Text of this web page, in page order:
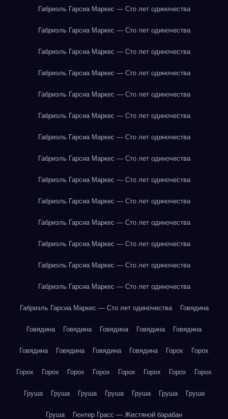
Габриэль Гарсиа Маркес — Сто лет одиночества
Габриэль Гарсиа Маркес — Сто лет одиночества
Габриэль Гарсиа Маркес — Сто лет одиночества
Габриэль Гарсиа Маркес — Сто лет одиночества
Габриэль Гарсиа Маркес — Сто лет одиночества
Габриэль Гарсиа Маркес — Сто лет одиночества
Габриэль Гарсиа Маркес — Сто лет одиночества
Габриэль Гарсиа Маркес — Сто лет одиночества
Габриэль Гарсиа Маркес — Сто лет одиночества
Габриэль Гарсиа Маркес — Сто лет одиночества
Габриэль Гарсиа Маркес — Сто лет одиночества
Габриэль Гарсиа Маркес — Сто лет одиночества
Габриэль Гарсиа Маркес — Сто лет одиночества
Габриэль Гарсиа Маркес — Сто лет одиночества
Габриэль Гарсиа Маркес — Сто лет одиночества Говядина
Говядина Говядина Говядина Говядина Говядина
Говядина Говядина Говядина Говядина Горох Горох
Горох Горох Горох Горох Горох Горох Горох Горох
Груша Груша Груша Груша Груша Груша Груша
Груша Гюнтер Грасс — Жестяной барабан